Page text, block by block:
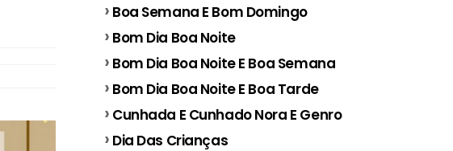
Boa Semana E Bom Domingo
Bom Dia Boa Noite
Bom Dia Boa Noite E Boa Semana
Bom Dia Boa Noite E Boa Tarde
Cunhada E Cunhado Nora E Genro
Dia Das Crianças